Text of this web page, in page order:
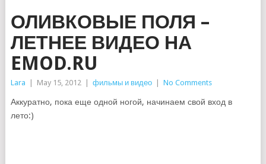
ОЛИВКОВЫЕ ПОЛЯ –
ЛЕТНЕЕ ВИДЕО НА
EMOD.RU
Lara May 15, 2012 фильмы и видео No Comments
Аккуратно, пока еще одной ногой, начинаем свой вход в
лето:)